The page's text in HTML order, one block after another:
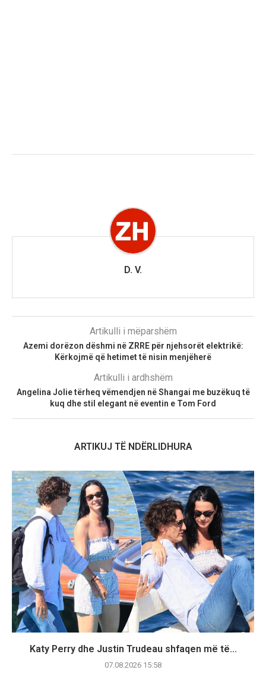
D. V.
Artikulli i mëparshëm
Azemi dorëzon dëshmi në ZRRE për njehsorët elektrikë:
Kërkojmë që hetimet të nisin menjëherë
Artikulli i ardhshëm
Angelina Jolie tërheq vëmendjen në Shangai me buzëkuq të
kuq dhe stil elegant në eventin e Tom Ford
ARTIKUJ TË NDËRLIDHURA
Katy Perry dhe Justin Trudeau shfaqen më të...
07.08.2026 15:58